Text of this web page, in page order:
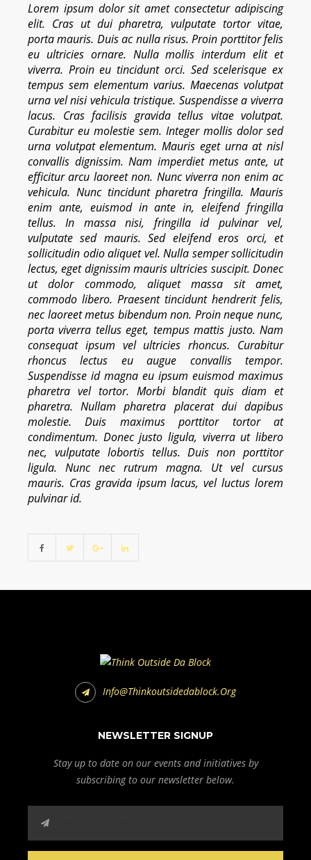
Lorem ipsum dolor sit amet consectetur adipiscing
elit. Cras ut dui pharetra, vulputate tortor vitae,
porta mauris. Duis ac nulla risus. Proin porttitor felis
eu ultricies ornare. Nulla mollis interdum elit et
viverra. Proin eu tincidunt orci. Sed scelerisque ex
tempus sem elementum varius. Maecenas volutpat
urna vel nisi vehicula tristique. Suspendisse a viverra
lacus. Cras facilisis gravida tellus vitae volutpat.
Curabitur eu molestie sem. Integer mollis dolor sed
urna volutpat elementum. Mauris eget urna at nisl
convallis dignissim. Nam imperdiet metus ante, ut
efficitur arcu laoreet non. Nunc viverra non enim ac
vehicula. Nunc tincidunt pharetra fringilla. Mauris
enim ante, euismod in ante in, eleifend fringilla
tellus. In massa nisi, fringilla id pulvinar vel,
vulputate sed mauris. Sed eleifend eros orci, et
sollicitudin odio aliquet vel. Nulla semper sollicitudin
lectus, eget dignissim mauris ultricies suscipit. Donec
ut dolor commodo, aliquet massa sit amet,
commodo libero. Praesent tincidunt hendrerit felis,
nec laoreet metus bibendum non. Proin neque nunc,
porta viverra tellus eget, tempus mattis justo. Nam
consequat ipsum vel ultricies rhoncus. Curabitur
rhoncus lectus eu augue convallis tempor.
Suspendisse id magna eu ipsum euismod maximus
pharetra vel tortor. Morbi blandit quis diam et
pharetra. Nullam pharetra placerat dui dapibus
molestie. Duis maximus porttitor tortor at
condimentum. Donec justo ligula, viverra ut libero
nec, vulputate lobortis tellus. Duis non porttitor
ligula. Nunc nec rutrum magna. Ut vel cursus
mauris. Cras gravida ipsum lacus, vel luctus lorem
pulvinar id.
Info@thinkoutsidedablock.org
NEWSLETTER SIGNUP
Stay up to date on our events and initiatives by
subscribing to our newsletter below.